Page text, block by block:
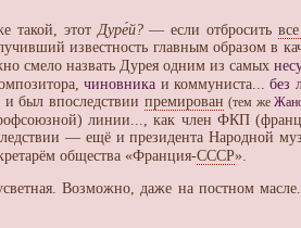
такой, этот Дуре́й?— если отбросить
известность главным образом в
смело назвать Дурея одним из самых
чиновника и коммуниста...без
был впоследствии премирован (тем же
линии..., как член ФКП
— ещё и президента Народной
общества «Франция-СССР».
Возможно, даже на постном